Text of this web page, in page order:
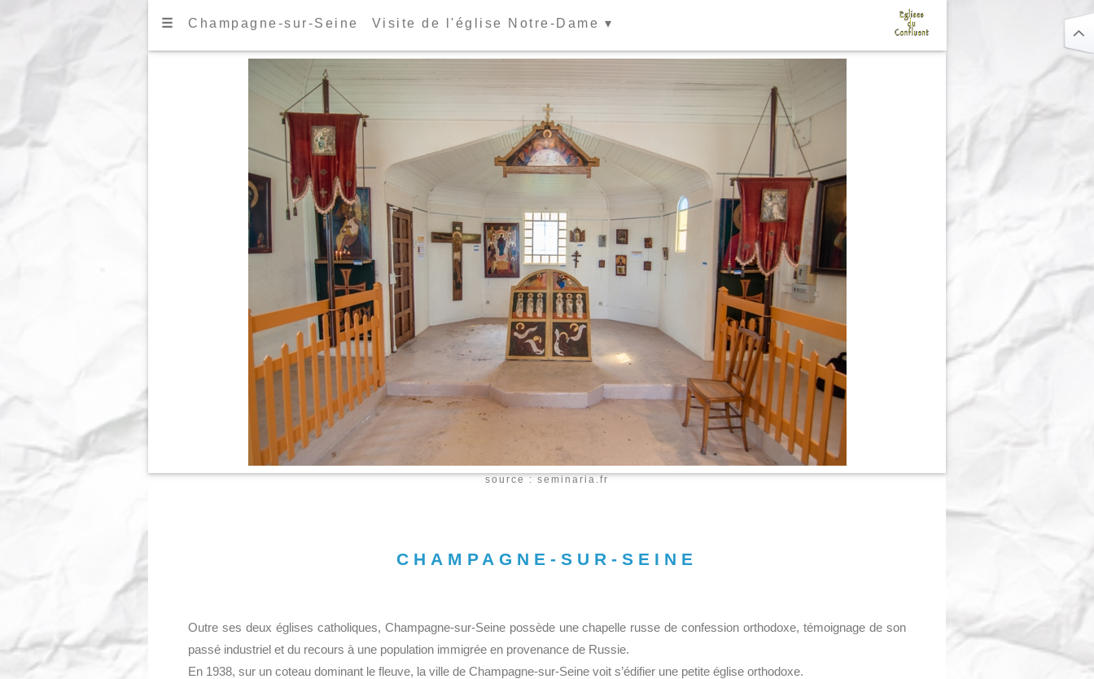
☰ Champagne-sur-Seine Visite de l'église Notre-Dame ▾
source : seminaria.fr
CHAMPAGNE-SUR-SEINE
Outre ses deux églises catholiques, Champagne-sur-Seine possède une chapelle russe de confession orthodoxe, témoignage de son
passé industriel et du recours à une population immigrée en provenance de Russie.
En 1938, sur un coteau dominant le fleuve, la ville de Champagne-sur-Seine voit s’édifier une petite église orthodoxe.